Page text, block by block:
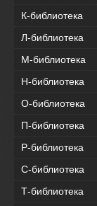
К-библиотека
Л-библиотека
М-библиотека
Н-библиотека
О-библиотека
П-библиотека
Р-библиотека
С-библиотека
Т-библиотека